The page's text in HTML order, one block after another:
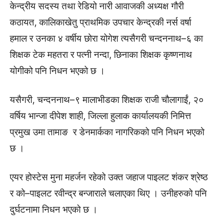
केन्द्रीय सदस्य तथा रेडियो नारी आवाजकी अध्यक्ष गौरी
कठायत, कालिकाखेतु प्राथमिक उपचार केन्द्रकी नर्स वर्षा
हमाल र उनका ४ वर्षीय छोरा योगेश त्यसैगरी चन्दननाथ–६ का
शिक्षक टेक महतरा र पत्नी नन्दा, छिनाका शिक्षक कृष्णनाथ
योगीको पनि निधन भएको छ ।
यसैगरी, चन्दननाथ–९ मालाभीडका शिक्षक राजी चौलागाईं, २०
वर्षिय भान्जा दीपेश शाही, जिल्ला हुलाक कार्यालयकी निमित्त
प्रमुख उमा तामाङ र डेनमार्कका नागरिकको पनि निधन भएको
छ ।
एयर होस्टेस मुना महर्जन रहेको उक्त जहाज पाइलट शंकर श्रेष्ठ
र को–पाइलट रवीन्द्र बन्जाराले चलाएका थिए । उनीहरुको पनि
दुर्घटनामा निधन भएको छ ।